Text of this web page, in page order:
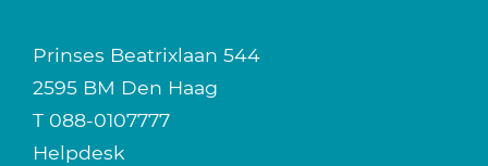
Prinses Beatrixlaan 544
2595 BM Den Haag
T 088-0107777
Helpdesk